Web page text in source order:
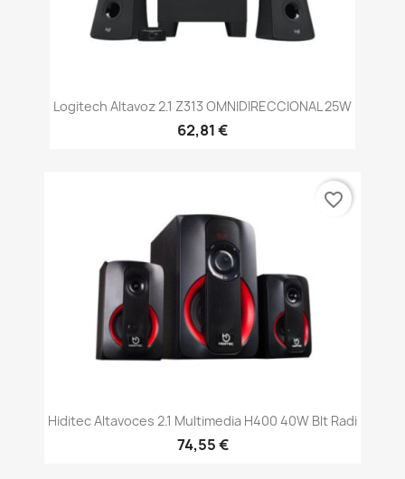
Logitech Altavoz 2.1 Z313 OMNIDIRECCIONAL 25W
62,81 €
Hiditec Altavoces 2.1 Multimedia H400 40W Blt Radi
74,55 €
favorite_border